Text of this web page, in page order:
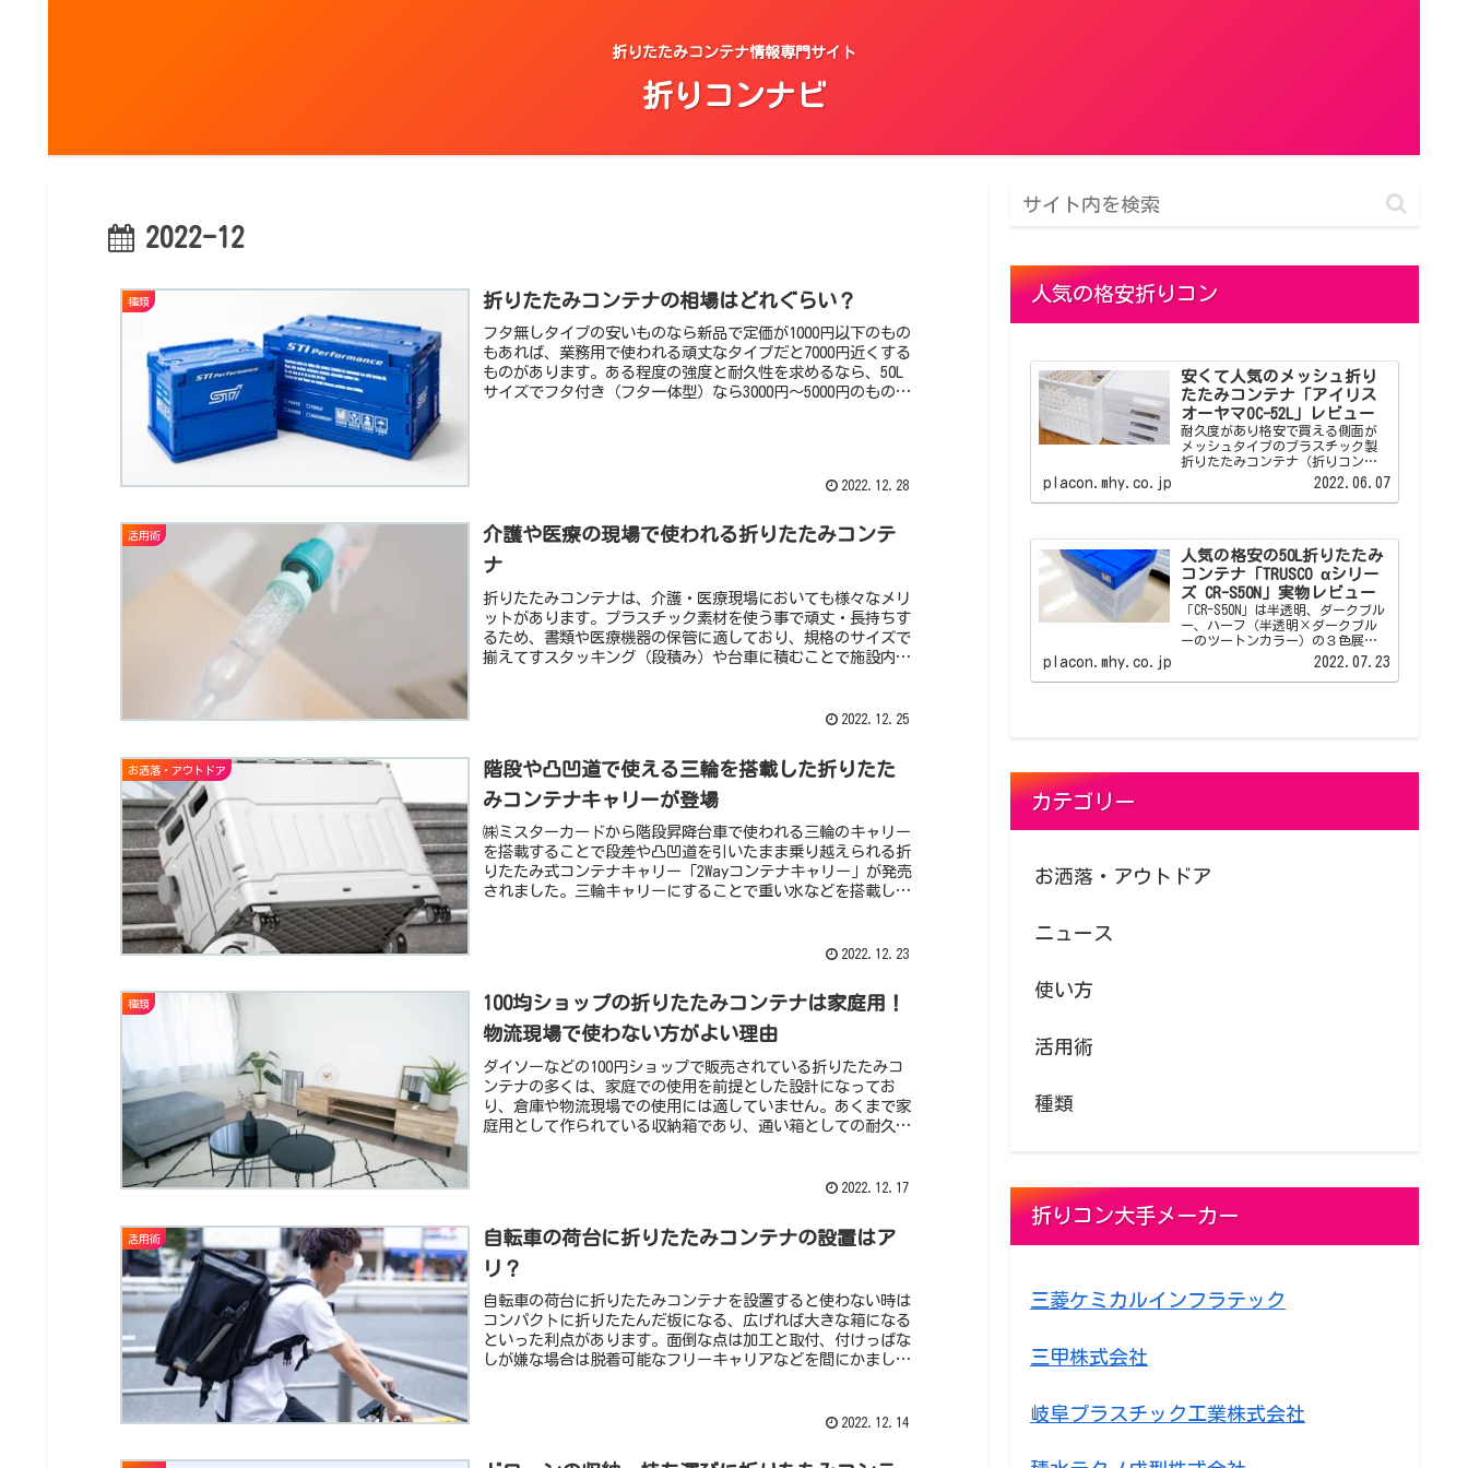
折りたたみコンテナ情報専門サイト
折りコンナビ
2022-12
種類 折りたたみコンテナの相場はどれぐらい？
フタ無しタイプの安いものなら新品で定価が1000円以下のもの
もあれば、業務用で使われる頑丈なタイプだと7000円近くする
ものがあります。ある程度の強度と耐久性を求めるなら、50L
サイズでフタ付き（フタ一体型）なら3000円～5000円のものを
2022.12.28
活用術
介護や医療の現場で使われる折りたたみコンテ
ナ
折りたたみコンテナは、介護・医療現場においても様々なメリ
ットがあります。プラスチック素材を使う事で頑丈・長持ちす
るため、書類や医療機器の保管に適しており、規格のサイズで
揃えてすスタッキング（段積み）や台車に積むことで施設内の
2022.12.25
お洒落・アウトドア
階段や凸凹道で使える三輪を搭載した折りたた
みコンテナキャリーが登場
㈱ミスターカードから階段昇降台車で使われる三輪のキャリー
を搭載することで段差や凸凹道を引いたまま乗り越えられる折
りたたみ式コンテナキャリー「2Wayコンテナキャリー」が発売
されました。三輪キャリーにすることで重い水などを搭載した
2022.12.23
種類
100均ショップの折りたたみコンテナは家庭用！
物流現場で使わない方がよい理由
ダイソーなどの100円ショップで販売されている折りたたみコ
ンテナの多くは、家庭での使用を前提とした設計になってお
り、倉庫や物流現場での使用には適していません。あくまで家
庭用として作られている収納箱であり、通い箱としての耐久性
2022.12.17
活用術
自転車の荷台に折りたたみコンテナの設置はア
リ？
自転車の荷台に折りたたみコンテナを設置すると使わない時は
コンパクトに折りたたんだ板になる、広げれば大きな箱になる
といった利点があります。面倒な点は加工と取付、付けっぱな
しが嫌な場合は脱着可能なフリーキャリアなどを間にかまして
ャリアのベース台やアダプターが発売されており、これらを組
ションを増やすことができます。
2022.12.14
人気の格安折りコン
安くて人気のメッシュ折り
たたみコンテナ「アイリス
オーヤマOC-52L」レビュー
耐久度があり格安で買える側面が
メッシュタイプのプラスチック製
折りたたみコンテナ（折りコン）
「アイリスオーヤマOC-52L」のレ
ビューです。 アイリスオーヤマ
OC-52Lは人から見られる店舗やオ
くならない折りたたみコンテナで
す。
placon.mhy.co.jp 2022.06.07
人気の格安の50L折りたたみ
コンテナ「TRUSCO αシリー
ズ CR-S50N」実物レビュー
「CR-S50N」は半透明、ダークブル
ー、ハーフ（半透明×ダークブル
ーのツートンカラー）の３色展
開、ネット通販の安いところでは
1500円以下から出品されている人
気の折りたたみコンテナです。 そ
placon.mhy.co.jp 2022.07.23
カテゴリー
お洒落・アウトドア
ニュース
使い方
活用術
種類
折りコン大手メーカー
三菱ケミカルインフラテック
三甲株式会社
岐阜プラスチック工業株式会社